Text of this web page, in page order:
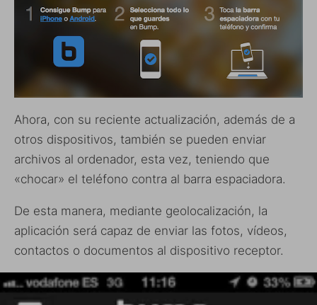
Ahora, con su reciente actualización, además de a
otros dispositivos, también se pueden enviar
archivos al ordenador, esta vez, teniendo que
«chocar» el teléfono contra al barra espaciadora.
De esta manera, mediante geolocalización, la
aplicación será capaz de enviar las fotos, vídeos,
contactos o documentos al dispositivo receptor.